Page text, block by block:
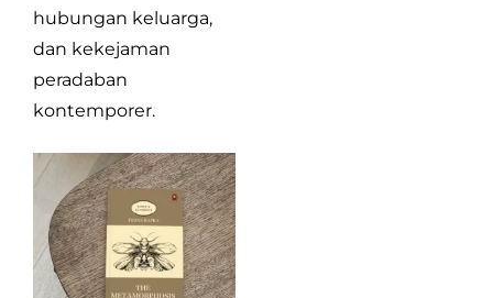
hubungan keluarga,
dan kekejaman
peradaban
kontemporer.